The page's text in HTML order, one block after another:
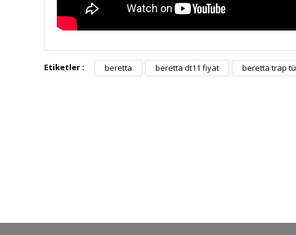
Etiketler : beretta beretta dt11 fiyat beretta trap